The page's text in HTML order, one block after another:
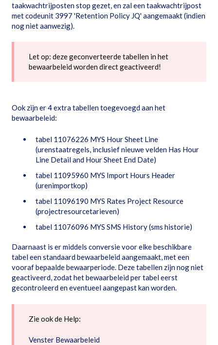
taakwachtrijposten stop gezet, en zal een taakwachtrijpost
met codeunit 3997 'Retention Policy JQ' aangemaakt (indien
nog niet aanwezig).
Let op: deze geconverteerde tabellen in het
bewaarbeleid worden direct geactiveerd!
Ook zijn er 4 extra tabellen toegevoegd aan het
bewaarbeleid:
tabel 11076226 MYS Hour Sheet Line
(urenstaatregels, inclusief nieuwe velden Has Hour
Line Detail and Hour Sheet End Date)
tabel 11095960 MYS Import Hours Header
(urenimportkop)
tabel 11096190 MYS Rates Project Resource
(projectresourcetarieven)
tabel 11076096 MYS SMS History (sms historie)
Daarnaast is er middels conversie voor elke beschikbare
tabel een standaard bewaarbeleid aangemaakt, met een
vooraf bepaalde bewaarperiode. Deze tabellen zijn nog niet
geactiveerd, zodat het bewaarbeleid per tabel eerst
gecontroleerd en eventueel aangepast kan worden.
Zie ook de Help:
Venster Bewaarbeleid